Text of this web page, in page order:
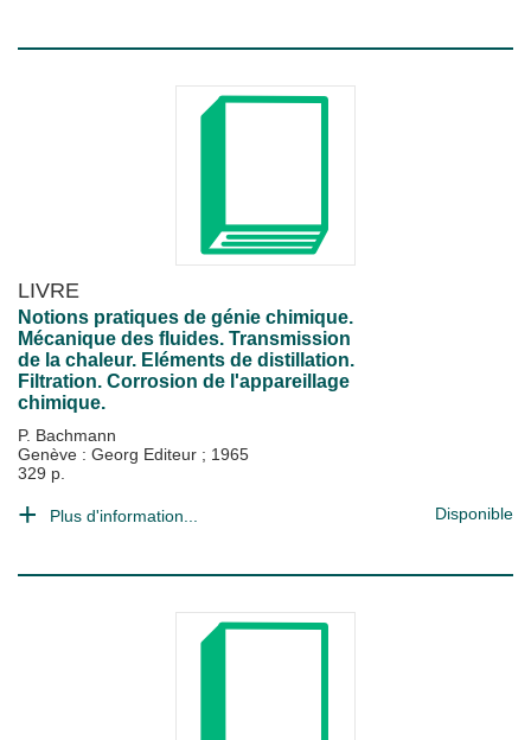
LIVRE
Notions pratiques de génie chimique.
Mécanique des fluides. Transmission
de la chaleur. Eléments de distillation.
Filtration. Corrosion de l'appareillage
chimique.
P. Bachmann
Genève : Georg Editeur ; 1965
329 p.
Plus d'information... Disponible